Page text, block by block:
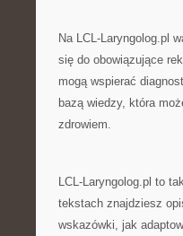
Na LCL-Laryngolog.pl
się do obowiązujące
mogą wspierać
bazą wiedzy, która
zdrowiem.
LCL-Laryngolog.pl to
tekstach znajdziesz
wskazówki, jak